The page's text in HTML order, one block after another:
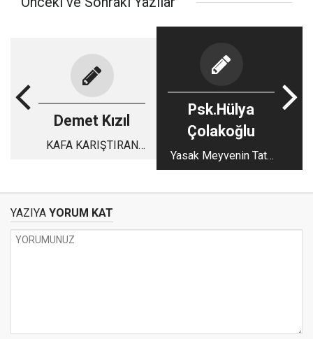
Demet Kızıl
KAFA KARIŞTIRAN
Psk.Hülya
Çolakoğlu
Yasak Meyvenin Tatlı
Çağrısı: Yasak
YAZIYA YORUM KAT